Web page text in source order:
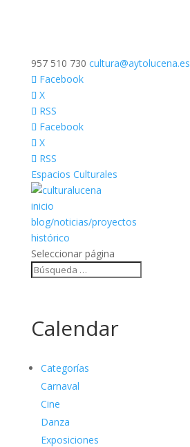
957 510 730 cultura@aytolucena.es
Facebook
X
RSS
Facebook
X
RSS
Espacios Culturales
inicio
blog/noticias/proyectos
histórico
Seleccionar página
Calendar
Categorías
Carnaval
Cine
Danza
Exposiciones